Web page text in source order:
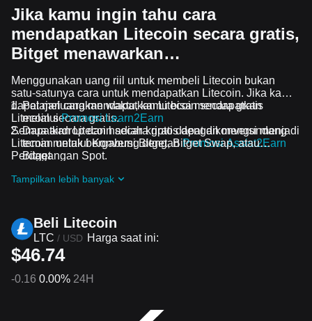
Jika kamu ingin tahu cara
mendapatkan Litecoin secara gratis,
Bitget menawarkan…
Menggunakan uang riil untuk membeli Litecoin bukan
satu-satunya cara untuk mendapatkan Litecoin. Jika kamu
dapat meluangkan waktu, kamu bisa mendapatkan
Litecoin secara gratis.
Pelajari cara mendapatkan Litecoin secara gratis
melaluiPromosi Learn2Earn
Dapatkan Litecoin secara gratis dengan mengundang
teman untuk bergabung denganPromosi Assist2Earn
Bitget
bergabung keTantangan dan promosi yang sedang
Semua airdrop dan hadiah kripto dapat dikonversi menjadi
Litecoin melalui Konversi Bitget, Bitget Swap, atau
Perdagangan Spot.
Tampilkan lebih banyak
Beli Litecoin
LTC / USD Harga saat ini:
$46.74
-0.16 0.00% 24H